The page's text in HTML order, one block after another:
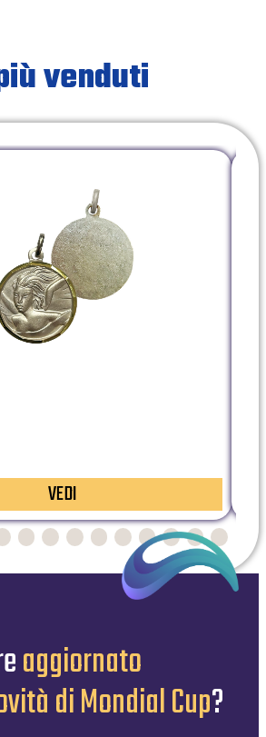
venduti
VEDI
aggiornato
di Mondial Cup?